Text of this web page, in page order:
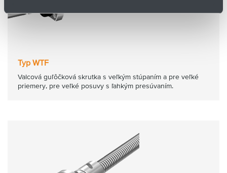
Typ WTF
Valcová guľôčková skrutka s veľkým stúpaním a pre veľké
priemery, pre veľké posuvy s ľahkým presúvaním.